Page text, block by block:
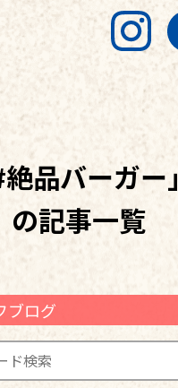
絶品バーガー」
の記事一覧
ブログ